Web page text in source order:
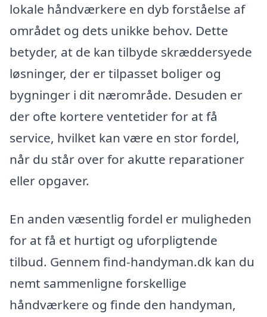
lokale håndværkere en dyb forståelse af
området og dets unikke behov. Dette
betyder, at de kan tilbyde skræddersyede
løsninger, der er tilpasset boliger og
bygninger i dit nærområde. Desuden er
der ofte kortere ventetider for at få
service, hvilket kan være en stor fordel,
når du står over for akutte reparationer
eller opgaver.
En anden væsentlig fordel er muligheden
for at få et hurtigt og uforpligtende
tilbud. Gennem find-handyman.dk kan du
nemt sammenligne forskellige
håndværkere og finde den handyman,